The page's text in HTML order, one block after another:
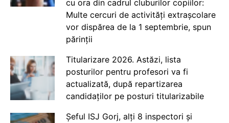
cu ora din cadrul cluburilor copiilor:
Multe cercuri de activități extrașcolare
vor dispărea de la 1 septembrie, spun
părinții
Titularizare 2026. Astăzi, lista
posturilor pentru profesori va fi
actualizată, după repartizarea
candidaților pe posturi titularizabile
Șeful ISJ Gorj, alți 8 inspectori și